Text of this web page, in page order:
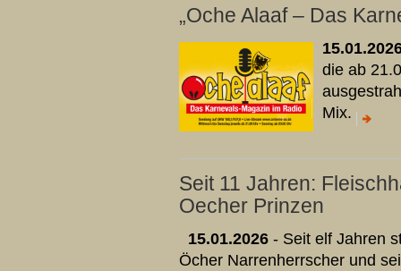
„Oche Alaaf – Das
die ab
Mix.
Seit 11 Jahren:
Oecher Prinzen
15.01.2026 - Seit elf Jahren
Öcher Narrenherrscher und